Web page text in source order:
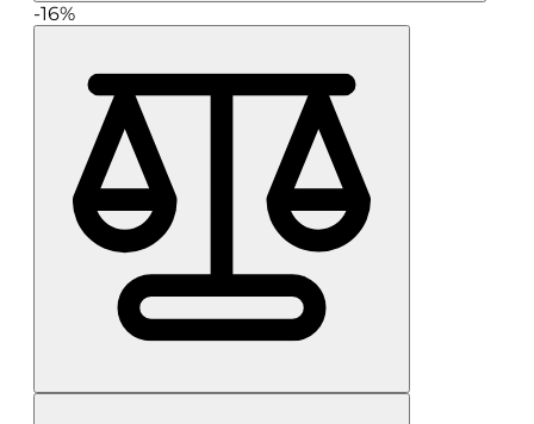
-16%